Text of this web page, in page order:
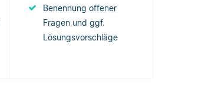
Benennung offener
Fragen und ggf.
Lösungsvorschläge